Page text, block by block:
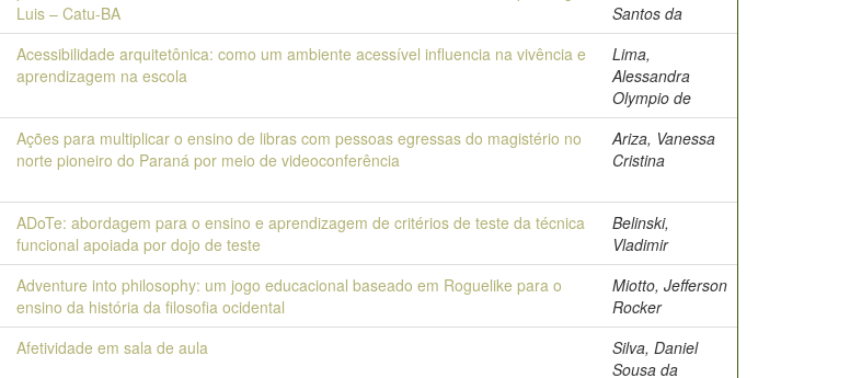
Luis – Catu-BA
Santos da
Acessibilidade arquitetônica: como um ambiente acessível influencia na vivência e
aprendizagem na escola
Lima,
Alessandra
Olympio de
Ações para multiplicar o ensino de libras com pessoas egressas do magistério no
norte pioneiro do Paraná por meio de videoconferência
Ariza, Vanessa
Cristina
ADoTe: abordagem para o ensino e aprendizagem de critérios de teste da técnica
funcional apoiada por dojo de teste
Belinski,
Vladimir
Adventure into philosophy: um jogo educacional baseado em Roguelike para o
ensino da história da filosofia ocidental
Miotto, Jefferson
Rocker
Afetividade em sala de aula
Silva, Daniel
Sousa da